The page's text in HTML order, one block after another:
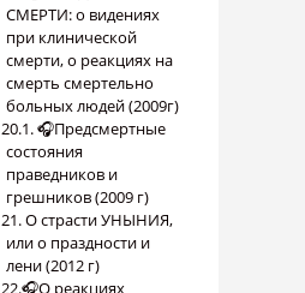
СМЕРТИ: о видениях
при клинической
смерти, о реакциях на
смерть смертельно
больных людей (2009г)
20.1. 🎧Предсмертные
состояния
праведников и
грешников (2009 г)
21. О страсти УНЫНИЯ,
или о праздности и
лени (2012 г)
22.🎧О реакциях